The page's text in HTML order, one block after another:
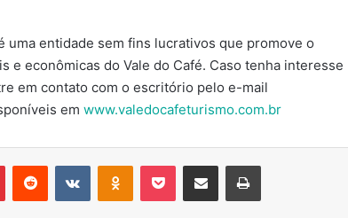
uma entidade sem fins lucrativos que promove o
e econômicas do Vale do Café. Caso tenha interesse
em contato com o escritório pelo e-mail
em www.valedocafeturismo.com.br
PinterestReddit VK OK Pocket Compartilhar via e-mail Imprimir